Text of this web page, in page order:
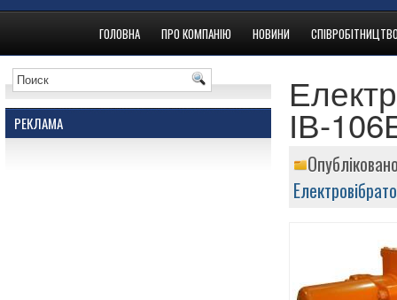
ГОЛОВНА ПРО КОМПАНІЮ НОВИНИ
РЕКЛАМА ІВ-